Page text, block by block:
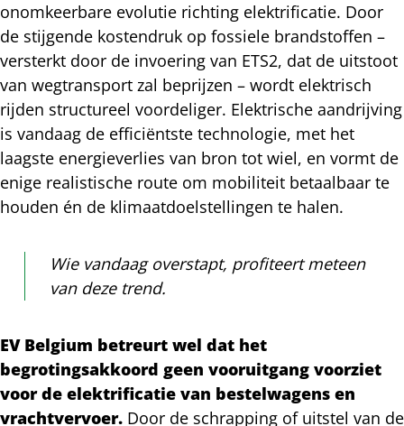
onomkeerbare evolutie richting elektrificatie. Door
de stijgende kostendruk op fossiele brandstoffen –
versterkt door de invoering van ETS2, dat de uitstoot
van wegtransport zal beprijzen – wordt elektrisch
rijden structureel voordeliger. Elektrische aandrijving
is vandaag de efficiëntste technologie, met het
laagste energieverlies van bron tot wiel, en vormt de
enige realistische route om mobiliteit betaalbaar te
houden én de klimaatdoelstellingen te halen.
Wie vandaag overstapt, profiteert meteen
van deze trend.
EV Belgium betreurt wel dat het
begrotingsakkoord geen vooruitgang voorziet
voor de elektrificatie van bestelwagens en
vrachtvervoer. Door de schrapping of uitstel van de